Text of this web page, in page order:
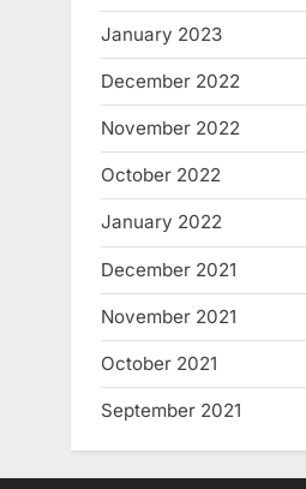
January 2023
December 2022
November 2022
October 2022
January 2022
December 2021
November 2021
October 2021
September 2021